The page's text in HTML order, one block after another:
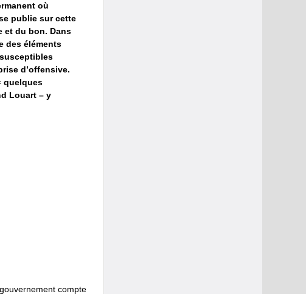
où
publie sur cette
et du bon. Dans
des éléments
d’offensive.
quelques
Louart – y
compte